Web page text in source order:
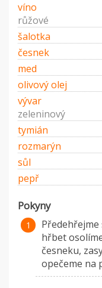
víno
růžové
šalotka
česnek
med
olivový olej
vývar
zeleninový
tymián
rozmarýn
sůl
pepř
Pokyny
Předehřejme
hřbet
česneku,
opečeme na